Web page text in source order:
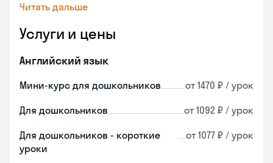
Читать дальше
Услуги и цены
Английский язык
Мини-курс для дошкольников от 1470 ₽ / урок
Для дошкольников от 1092 ₽ / урок
Для дошкольников - короткие
уроки
от 1077 ₽ / урок